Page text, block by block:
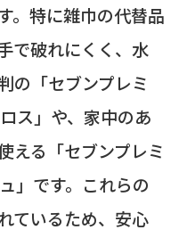
。特に雑巾の代替品
で破れにくく、水
の「セブンプレミ
ス」や、家中のあ
える「セブンプレミ
」です。これらの
ているため、安心